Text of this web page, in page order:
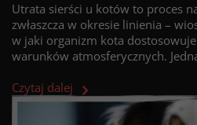
Utrata sierści u kotów to proces
zwłaszcza w okresie linienia –
w jaki organizm kota
warunków atmosferycznych.
Czytaj dalej